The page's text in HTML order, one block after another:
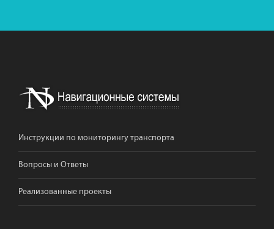
Инструкции по мониторингу транспорта
Вопросы и Ответы
Реализованные проекты